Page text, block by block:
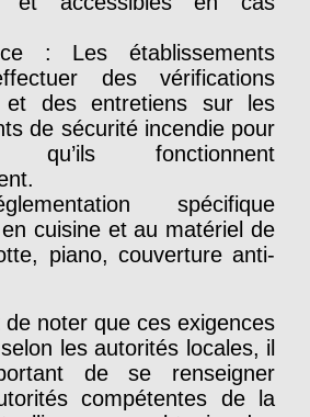
: Les établissements
des vérifications
et des entretiens sur les
de sécurité incendie pour
qu’ils fonctionnent
spécifique
en cuisine et au matériel de
piano, couverture anti-
noter que ces exigences
les autorités locales, il
de se renseigner
compétentes de la